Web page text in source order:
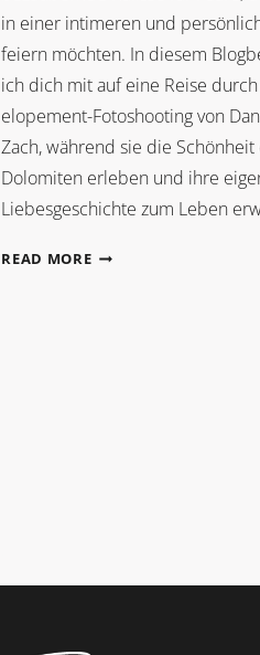
in einer intimeren und
feiern möchten. In diesem
ich dich mit auf eine Reise
elopement-Fotoshooting von
Zach, während sie die
Dolomiten erleben und ihre
Liebesgeschichte zum Leben
READ MOREDANIELLE